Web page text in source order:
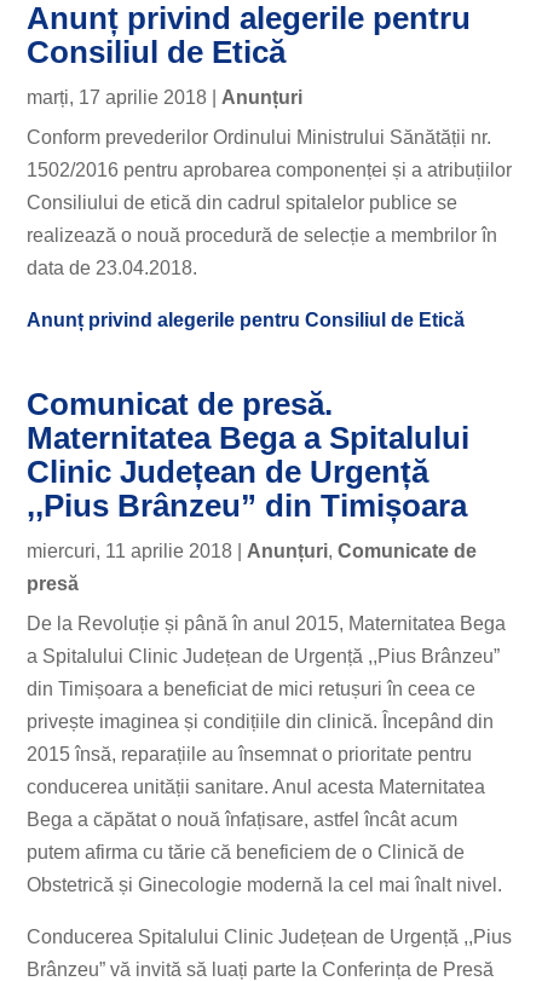
Anunț privind alegerile pentru
Consiliul de Etică
marți, 17 aprilie 2018
Anunțuri
Conform prevederilor Ordinului Ministrului Sănătății nr.
1502/2016 pentru aprobarea componenței și a atribuțiilor
Consiliului de etică din cadrul spitalelor publice se
realizează o nouă procedură de selecție a membrilor în
data de 23.04.2018.
Anunț privind alegerile pentru Consiliul de Etică
Comunicat de presă.
Maternitatea Bega a Spitalului
Clinic Județean de Urgență
,,Pius Brânzeu” din Timișoara
miercuri, 11 aprilie 2018 Anunțuri,Comunicate de
presă
De la Revoluție și până în anul 2015, Maternitatea Bega
a Spitalului Clinic Județean de Urgență ,,Pius Brânzeu”
din Timișoara a beneficiat de mici retușuri în ceea ce
privește imaginea și condițiile din clinică. Începând din
2015 însă, reparațiile au însemnat o prioritate pentru
conducerea unității sanitare. Anul acesta Maternitatea
Bega a căpătat o nouă înfațisare, astfel încât acum
putem afirma cu tărie că beneficiem de o Clinică de
Obstetrică și Ginecologie modernă la cel mai înalt nivel.
Conducerea Spitalului Clinic Județean de Urgență ,,Pius
Brânzeu” vă invită să luați parte la Conferința de Presă